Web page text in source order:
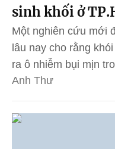
sinh khối ở
Một nghiên cứu mới
lâu nay cho rằng
ra ô nhiễm bụi mịn
Anh Thư